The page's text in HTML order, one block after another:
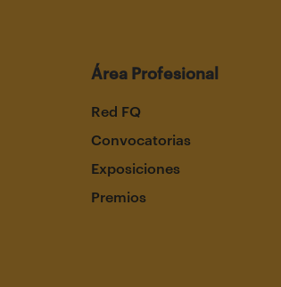
Área Profesional
Red FQ
Convocatorias
Exposiciones
Premios